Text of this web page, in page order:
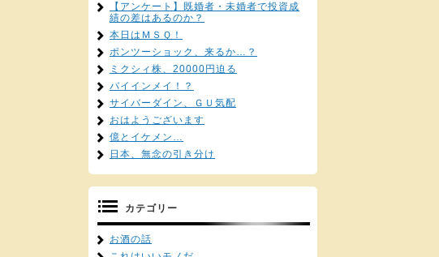
【アンケート】既婚者・未婚者で投資成
績の差はあるのか？
本日はＭＳＱ！
ポンツーショック、来るか…？
ミクシィ株、20000円迫る
バイインメイ！？
サイバーダイン、ＧＵ気配
おはようございます
億とイケメン…
日本、無念の引き分け
カテゴリー
お酒の話